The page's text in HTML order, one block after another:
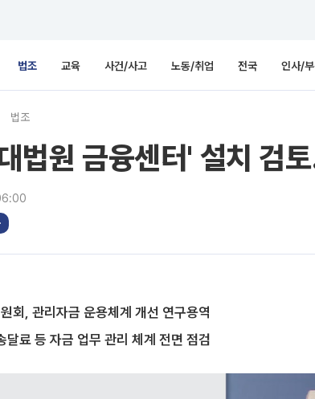
법조 교육 사건/사고 노동/취업 전국 인사/
법조
법원 금융센터' 설치 검
회, 관리자금 운용체계 개선 연구용역
달료 등 자금 업무 관리 체계 전면 점검